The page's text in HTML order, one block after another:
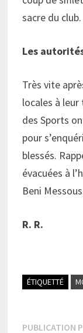
sacre du club.
Les
Très vite
locales à
des Sports
pour
blessés.
évacuées à
Beni
R. R.
ÉTIQUETTÉ
PUBLICATION